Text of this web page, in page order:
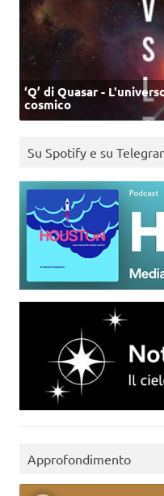
‘Q’ di Quasar -
cosmico
Su Spotify e su
Approfondimento